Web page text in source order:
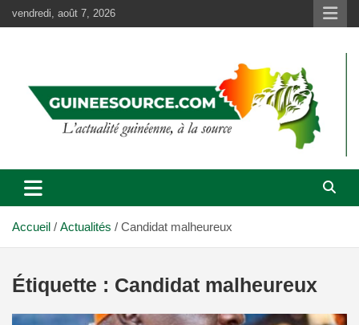
au
vendredi, août 7, 2026
Accueil Actualités Candidat malheureux
Étiquette : Candidat malheureux